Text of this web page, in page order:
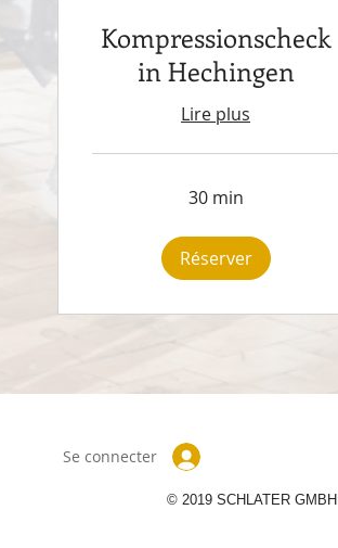
Kompressionscheck
in Hechingen
Lire plus
30 min
Réserver
Se connecter
© 2019 SCHLATER